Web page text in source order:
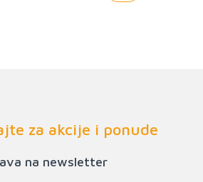
za akcije i ponude
na newsletter